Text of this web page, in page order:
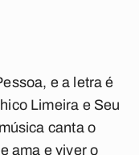
e a letra é
Limeira e Seu
canta o
ama e viver o